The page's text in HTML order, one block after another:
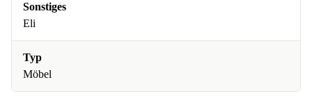
Sonstiges
Eli
Typ
Möbel